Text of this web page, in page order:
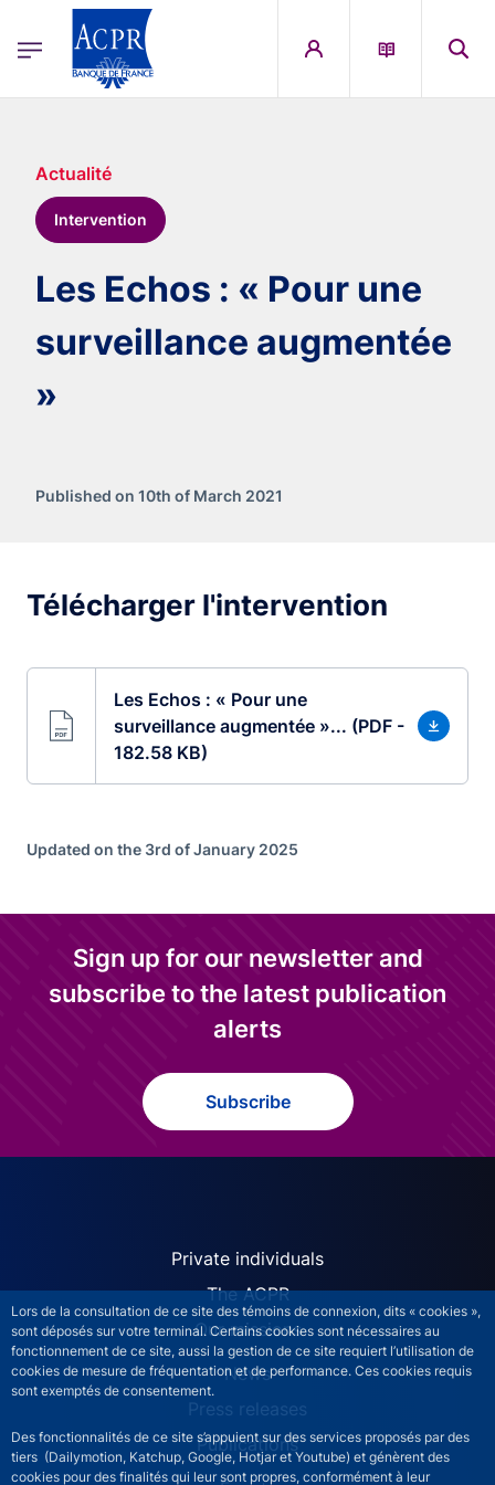
Lors de la consultation de ce site des témoins de connexion, dits « cookies »,
sont déposés sur votre terminal. Certains cookies sont nécessaires au
fonctionnement de ce site, aussi la gestion de ce site requiert l’utilisation de
cookies de mesure de fréquentation et de performance. Ces cookies requis
sont exemptés de consentement.
Des fonctionnalités de ce site s’appuient sur des services proposés par des
tiers (Dailymotion, Katchup, Google, Hotjar et Youtube) et génèrent des
cookies pour des finalités qui leur sont propres, conformément à leur
ACPR Menu Principal (English)
Actualité
Intervention
Les Echos : « Pour une
surveillance augmentée
»
Published on 10th of March 2021
Télécharger l'intervention
Les Echos : « Pour une
surveillance augmentée »... (PDF -
182.58 KB)
Updated on the 3rd of January 2025
Sign up for our newsletter and
subscribe to the latest publication
alerts
Subscribe
ACPR site navigation
Private individuals
The ACPR
Our missions
News
Press releases
Publications